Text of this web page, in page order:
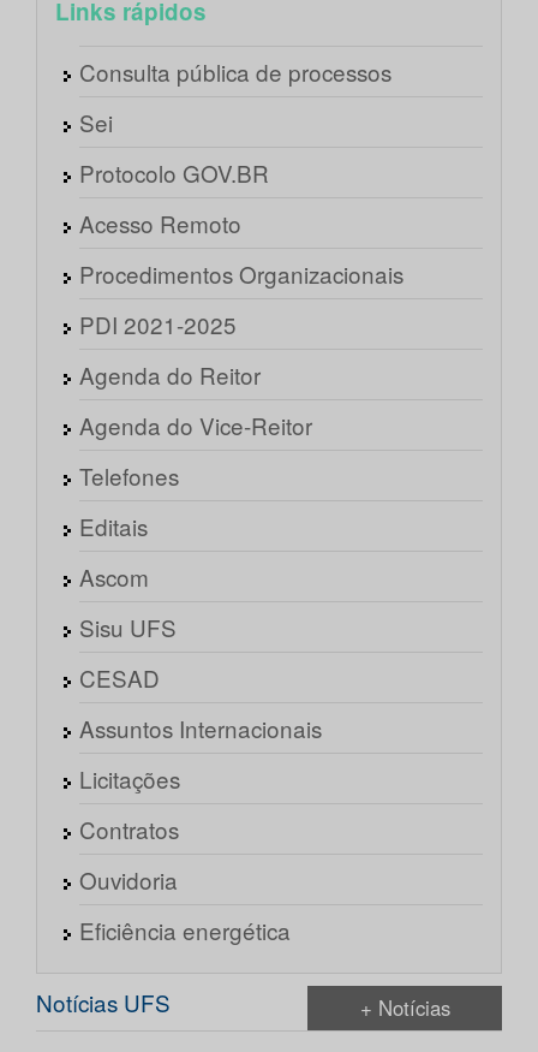
Links rápidos
Consulta pública de processos
Sei
Protocolo GOV.BR
Acesso Remoto
Procedimentos Organizacionais
PDI 2021-2025
Agenda do Reitor
Agenda do Vice-Reitor
Telefones
Editais
Ascom
Sisu UFS
CESAD
Assuntos Internacionais
Licitações
Contratos
Ouvidoria
Eficiência energética
Notícias UFS + Notícias